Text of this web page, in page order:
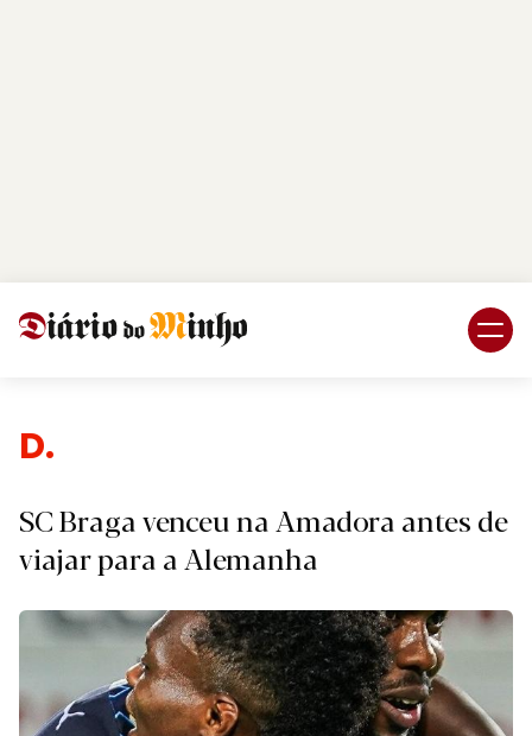
De
SC Braga venceu na Amadora antes de
viajar para a Alemanha